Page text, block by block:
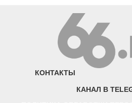
КОНТАКТЫ
КАНАЛ В